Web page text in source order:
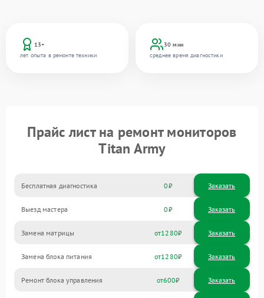
13+
лет опыта в ремонте техники
30 мин
среднее время диагностики
Прайс лист на ремонт мониторов
Titan Army
Бесплатная диагностика 0 Заказать
Выезд мастера 0 Заказать
Замена матрицы 1280
Замена блока питания 1280
Ремонт блока управления 600